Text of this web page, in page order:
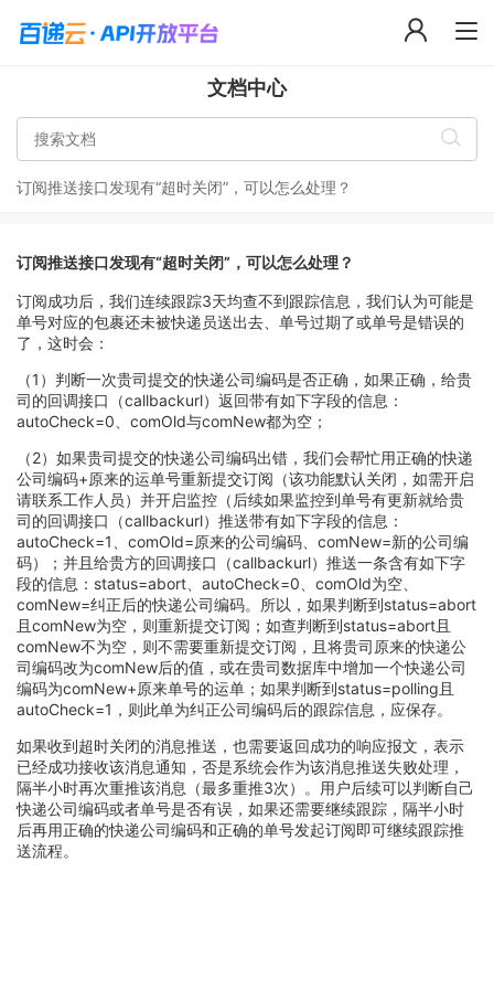
文档中心
订阅推送接口发现有“超时关闭”，可以怎么处理？
订阅推送接口发现有“超时关闭”，可以怎么处理？
订阅成功后，我们连续跟踪3天均查不到跟踪信息，我们认为可能是
单号对应的包裹还未被快递员送出去、单号过期了或单号是错误的
了，这时会：
（1）判断一次贵司提交的快递公司编码是否正确，如果正确，给贵
司的回调接口（callbackurl）返回带有如下字段的信息：
autoCheck=0、comOld与comNew都为空；
（2）如果贵司提交的快递公司编码出错，我们会帮忙用正确的快递
公司编码+原来的运单号重新提交订阅（该功能默认关闭，如需开启
请联系工作人员）并开启监控（后续如果监控到单号有更新就给贵
司的回调接口（callbackurl）推送带有如下字段的信息：
autoCheck=1、comOld=原来的公司编码、comNew=新的公司编
码）；并且给贵方的回调接口（callbackurl）推送一条含有如下字
段的信息：status=abort、autoCheck=0、comOld为空、
comNew=纠正后的快递公司编码。所以，如果判断到status=abort
且comNew为空，则重新提交订阅；如查判断到status=abort且
comNew不为空，则不需要重新提交订阅，且将贵司原来的快递公
司编码改为comNew后的值，或在贵司数据库中增加一个快递公司
编码为comNew+原来单号的运单；如果判断到status=polling且
autoCheck=1，则此单为纠正公司编码后的跟踪信息，应保存。
如果收到超时关闭的消息推送，也需要返回成功的响应报文，表示
已经成功接收该消息通知，否是系统会作为该消息推送失败处理，
隔半小时再次重推该消息（最多重推3次）。用户后续可以判断自己
快递公司编码或者单号是否有误，如果还需要继续跟踪，隔半小时
后再用正确的快递公司编码和正确的单号发起订阅即可继续跟踪推
送流程。